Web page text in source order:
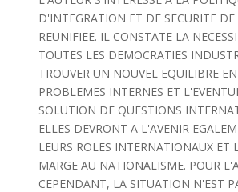
D'INTEGRATION ET DE SECURITE
REUNIFIEE. IL CONSTATE LA
TOUTES LES DEMOCRATIES
TROUVER UN NOUVEL EQUILIBRE
PROBLEMES INTERNES ET
SOLUTION DE QUESTIONS
ELLES DEVRONT A L'AVENIR
LEURS ROLES INTERNATIONAUX ET
MARGE AU NATIONALISME. POUR
CEPENDANT, LA SITUATION N'EST